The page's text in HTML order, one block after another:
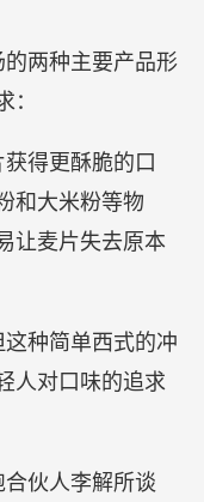
两种主要产品形
：
得更酥脆的口
和大米粉等物
让麦片失去原本
种简单西式的冲
人对口味的追求
伙人李解所谈